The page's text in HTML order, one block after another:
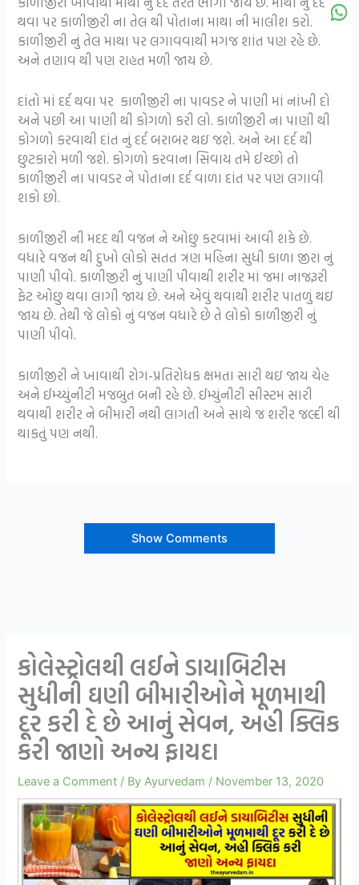
થવા પર કાળીજીરી ના તેલ થી પોતાના માથા ની માલીશ કરો.
કાળીજીરી નું તેલ માથા પર લગાવવાથી મગજ શાંત પણ રહે છે.
અને તણાવ થી પણ રાહત મળી જાય છે.
દાંતો માં દર્દ થવા પર કાળીજીરી ના પાવડર ને પાણી માં નાંખી દો
અને પછી આ પાણી થી કોગળો કરી લો. કાળીજીરી ના પાણી થી
કોગળો કરવાથી દાંત નું દર્દ બરાબર થઇ જશે. અને આ દર્દ થી
છુટકારો મળી જશે. કોગળો કરવાના સિવાય તમે ઈચ્છો તો
કાળીજીરી ના પાવડર ને પોતાના દર્દ વાળા દાંત પર પણ લગાવી
શકો છો.
કાળીજીરી ની મદદ થી વજન ને ઓછુ કરવામાં આવી શકે છે.
વધારે વજન થી દુખો લોકો સતત ત્રણ મહિના સુધી કાળા જીરા નું
પાણી પીવો. કાળીજીરી નું પાણી પીવાથી શરીર માં જમા નાજરૂરી
ફેટ ઓછુ થવા લાગી જાય છે. અને એવું થવાથી શરીર પાતળું થઇ
જાય છે. તેથી જે લોકો નું વજન વધારે છે તે લોકો કાળીજીરી નું
પાણી પીવો.
કાળીજીરી ને ખાવાથી રોગ-પ્રતિરોધક ક્ષમતા સારી થઇ જાય ચેહ
અને ઈમ્ય્યુંનીટી મજબુત બની રહે છે. ઈમ્યુંનીટી સીસ્ટમ સારી
થવાથી શરીર ને બીમારી નથી લાગતી અને સાથે જ શરીર જલ્દી થી
થાકતું પણ નથી.
Show Comments
કોલેસ્ટ્રોલથી લઈને ડાયાબિટીસ
સુધીની ઘણી બીમારીઓને મૂળમાથી
દૂર કરી દે છે આનું સેવન, અહી ક્લિક
કરી જાણો અન્ય ફાયદા
Leave a Comment / ByAyurvedam / November 13, 2020